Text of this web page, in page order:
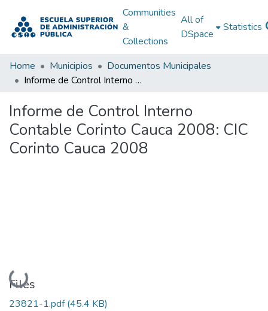
Communities
&
Collections
All of
DSpace
Statistics
Home Municipios
Documentos Municipales
Informe de Control Interno Contable Corinto Cauca 2008: CIC Corinto Cauca 2008
Informe de Control Interno
Contable Corinto Cauca 2008: CIC
Corinto Cauca 2008
Loading...
Files
23821-1.pdf(45.4 KB)